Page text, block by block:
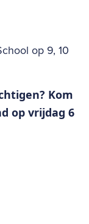
op 9, 10
Kom
op vrijdag 6